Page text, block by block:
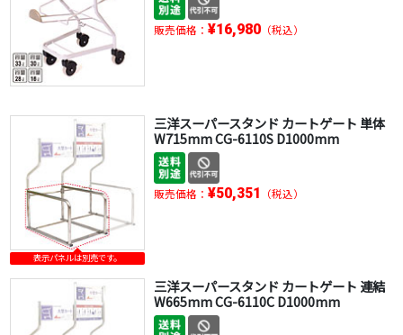
販売価格： ¥16,980（税込）
表示パネルは別売です。
三洋スーパースタンド カートゲート 単体
W715mm CG-6110S D1000mm
販売価格： ¥50,351 （税込）
三洋スーパースタンド カートゲート 連結
W665mm CG-6110C D1000mm